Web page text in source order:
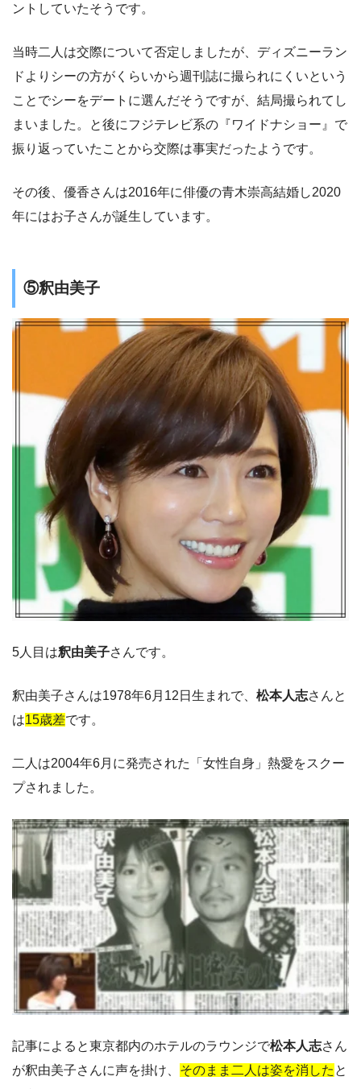
ントしていたそうです。
当時二人は交際について否定しましたが、ディズニーラン
ドよりシーの方がくらいから週刊誌に撮られにくいという
ことでシーをデートに選んだそうですが、結局撮られてし
まいました。と後にフジテレビ系の『ワイドナショー』で
振り返っていたことから交際は事実だったようです。
その後、優香さんは2016年に俳優の青木崇高結婚し2020
年にはお子さんが誕生しています。
⑤釈由美子
5人目は釈由美子さんです。
釈由美子さんは1978年6月12日生まれで、 松本人志さんと
は15歳差です。
二人は2004年6月に発売された「女性自身」熱愛をスクー
プされました。
記事によると東京都内のホテルのラウンジで松本人志さん
が釈由美子さんに声を掛け、 そのまま二人は姿を消した と